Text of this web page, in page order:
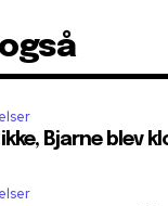
Bjarne blev